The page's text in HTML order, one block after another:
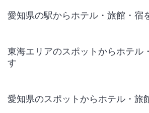
愛知県の駅からホテル・旅館・宿
東海エリアのスポットからホテル
す
愛知県のスポットからホテル・旅